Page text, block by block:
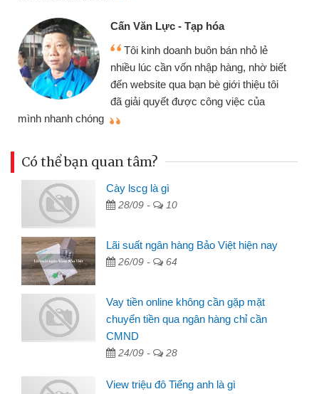
Cấn Văn Lực - Tạp hóa
Tôi kinh doanh buôn bán nhỏ lẻ
nhiều lúc cần vốn nhập hàng, nhờ biết
đến website qua bạn bè giới thiệu tôi
đã giải quyết được công việc của
mình nhanh chóng
Có thể bạn quan tâm?
Cày lscg là gì
28/09 - 10
Lãi suất ngân hàng Bảo Việt hiện nay
26/09 - 64
Vay tiền online không cần gặp mặt
chuyển tiền qua ngân hàng chỉ cần
CMND
24/09 - 28
View triệu đô Tiếng anh là gì